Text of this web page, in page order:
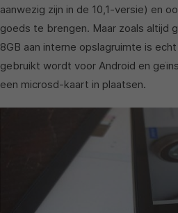
aanwezig zijn in de 10,1-versie) en
goeds te brengen. Maar zoals altijd
8GB aan interne opslagruimte is
gebruikt wordt voor Android en
een microsd-kaart in plaatsen.